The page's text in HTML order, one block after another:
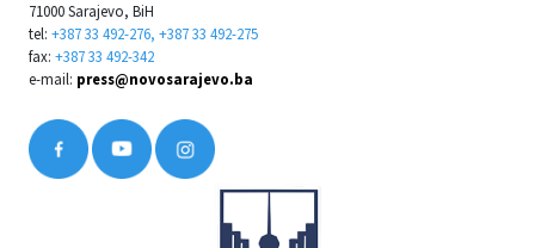
71000 Sarajevo, BiH
tel: +387 33 492-276, +387 33 492-275
fax: +387 33 492-342
e-mail: press@novosarajevo.ba